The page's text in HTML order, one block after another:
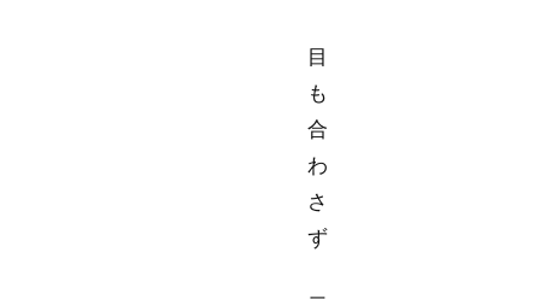
目
も
合
わ
さ
ず